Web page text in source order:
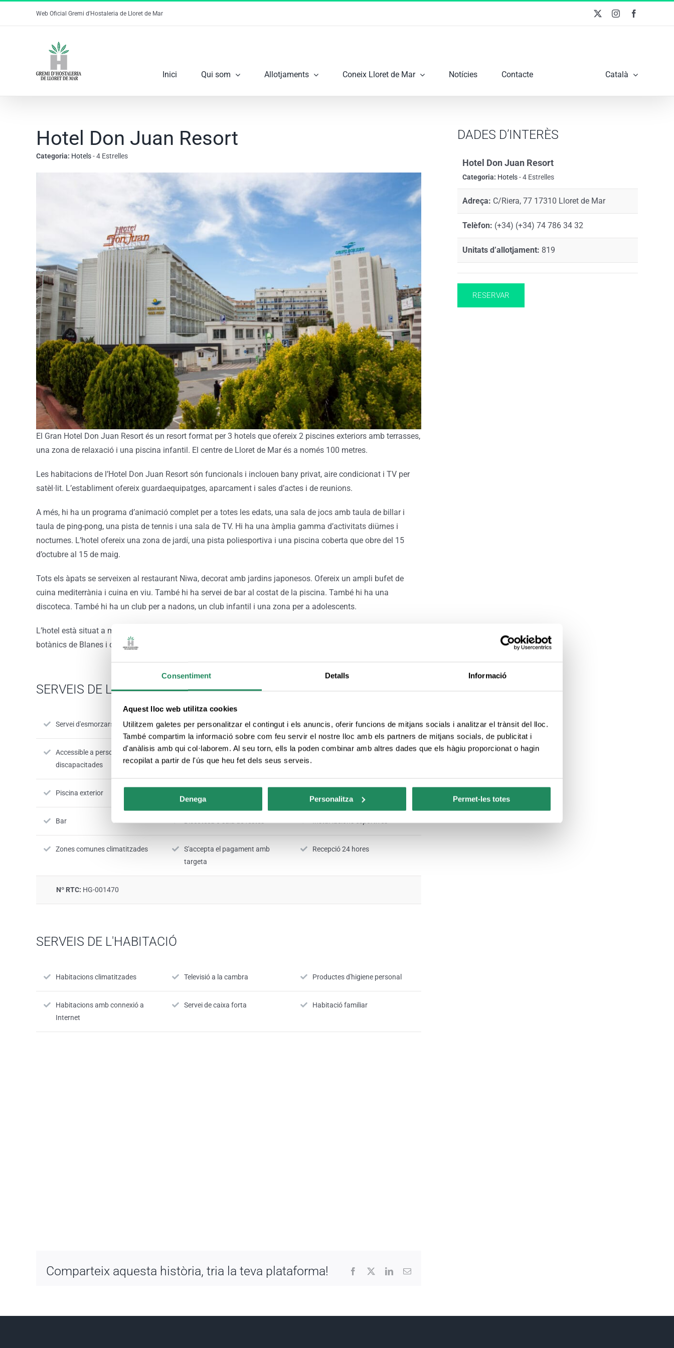
Consentiment Detalls Informació
Aquest lloc web utilitza cookies
Utilitzem galetes per personalitzar el contingut i els anuncis, oferir funcions de mitjans socials i analitzar el trànsit del lloc.
També compartim la informació sobre com feu servir el nostre lloc amb els partners de mitjans socials, de publicitat i
d'anàlisis amb qui col·laborem. Al seu torn, ells la poden combinar amb altres dades que els hàgiu proporcionat o hagin
recopilat a partir de l'ús que heu fet dels seus serveis.
Denega Personalitza Permet-les totes
Web Oficial Gremi d'Hostaleria de Lloret de Mar Instagram
Inici Qui som Allotjaments Coneix Lloret de Mar Notícies Contacte Català
Hotel Don Juan Resort
Categoria: Hotels- 4 Estrelles
El Gran Hotel Don Juan Resort és un resort format per 3 hotels que ofereix 2 piscines exteriors amb terrasses,
una zona de relaxació i una piscina infantil. El centre de Lloret de Mar és a només 100 metres.
Les habitacions de l’Hotel Don Juan Resort són funcionals i inclouen bany privat, aire condicionat i TV per
satèl·lit. L’establiment ofereix guardaequipatges, aparcament i sales d’actes i de reunions.
A més, hi ha un programa d’animació complet per a totes les edats, una sala de jocs amb taula de billar i
taula de ping-pong, una pista de tennis i una sala de TV. Hi ha una àmplia gamma d’activitats diürnes i
nocturnes. L’hotel ofereix una zona de jardí, una pista poliesportiva i una piscina coberta que obre del 15
d’octubre al 15 de maig.
Tots els àpats se serveixen al restaurant Niwa, decorat amb jardins japonesos. Ofereix un ampli bufet de
cuina mediterrània i cuina en viu. També hi ha servei de bar al costat de la piscina. També hi ha una
discoteca. També hi ha un club per a nadons, un club infantil i una zona per a adolescents.
L’hotel està situat a menys de 10 minuts a peu de molts bars i restaurants i a menys de 2 km dels jardins
botànics de Blanes i del parc aquàtic Water World.
SERVEIS DE L'ESTABLIMENT
Servei d'esmorzars Restaurant Aparcament de pagament
Accessible a persones
discapacitades
Jardí-terrassa Antena parabòlica
Piscina exterior
Bar
Zones comunes climatitzades
S'accepta el pagament amb
targeta
Recepció 24 hores
Nº RTC: HG-001470
SERVEIS DE L'HABITACIÓ
Habitacions climatitzades Televisió a la cambra Productes d'higiene personal
Habitacions amb connexió a
Internet
Servei de caixa forta Habitació familiar
Comparteix aquesta història, tria la teva plataforma! Facebook LinkedInEmail:
DADES D’INTERÈS
Hotel Don Juan Resort
Categoria: Hotels- 4 Estrelles
Adreça: C/Riera, 77 17310 Lloret de Mar
Telèfon: (+34) (+34) 74 786 34 32
Unitats d’allotjament: 819
RESERVAR